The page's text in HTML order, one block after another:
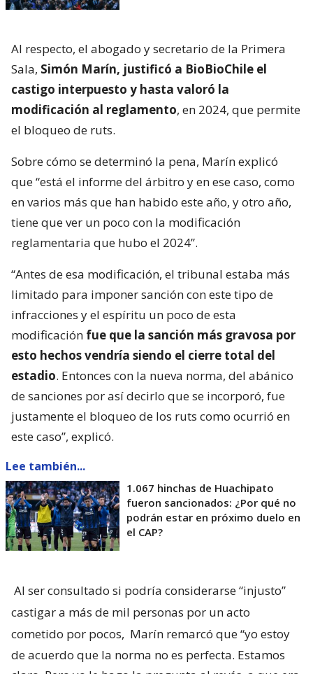
Al respecto, el abogado y secretario de la Primera
Sala, Simón Marín, justificó a BioBioChile el
castigo interpuesto y hasta valoró la
modificación al reglamento, en 2024, que permite
el bloqueo de ruts.
Sobre cómo se determinó la pena, Marín explicó
que “está el informe del árbitro y en ese caso, como
en varios más que han habido este año, y otro año,
tiene que ver un poco con la modificación
reglamentaria que hubo el 2024”.
“Antes de esa modificación, el tribunal estaba más
limitado para imponer sanción con este tipo de
infracciones y el espíritu un poco de esta
modificación fue que la sanción más gravosa por
esto hechos vendría siendo el cierre total del
estadio. Entonces con la nueva norma, del abánico
de sanciones por así decirlo que se incorporó, fue
justamente el bloqueo de los ruts como ocurrió en
este caso”, explicó.
Lee también...
1.067 hinchas de Huachipato
fueron sancionados: ¿Por qué no
podrán estar en próximo duelo en
el CAP?
Al ser consultado si podría considerarse “injusto”
castigar a más de mil personas por un acto
cometido por pocos, Marín remarcó que “yo estoy
de acuerdo que la norma no es perfecta. Estamos